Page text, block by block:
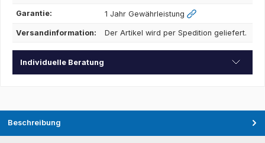
Garantie: 1 Jahr Gewährleistung
Versandinformation: Der Artikel wird per Spedition geliefert.
Individuelle Beratung
Beschreibung